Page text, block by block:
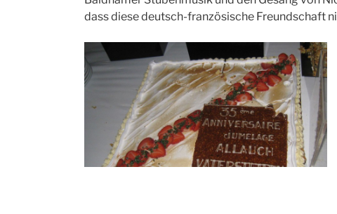
dass diese deutsch-französische Freundschaft